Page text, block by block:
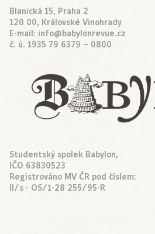
Blanická 15, Praha 2
120 00, Královské Vinohrady
E-mail: info@babylonrevue.cz
č. ú. 1935 79 6379 – 0800
Studentský spolek Babylon,
IČO 63830523
Registrováno MV ČR pod číslem:
II/s - OS/1-28 255/95-R